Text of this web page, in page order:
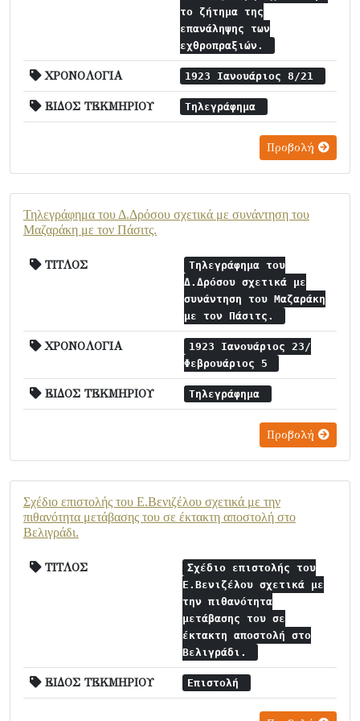
το ζήτημα της
επανάληψης των
εχθροπραξιών.
ΧΡΟΝΟΛΟΓΙΑ 1923 Ιανουάριος 8/21
ΕΙΔΟΣ ΤΕΚΜΗΡΙΟΥ Τηλεγράφημα
Προβολή
Τηλεγράφημα του Δ.Δρόσου σχετικά με συνάντηση του
Μαζαράκη με τον Πάσιτς.
ΤΙΤΛΟΣ
Τηλεγράφημα του
Δ.Δρόσου σχετικά με
συνάντηση του Μαζαράκη
με τον Πάσιτς.
ΧΡΟΝΟΛΟΓΙΑ
1923 Ιανουάριος 23/
Φεβρουάριος 5
ΕΙΔΟΣ ΤΕΚΜΗΡΙΟΥ Τηλεγράφημα
Προβολή
Σχέδιο επιστολής του Ε.Βενιζέλου σχετικά με την
πιθανότητα μετάβασης του σε έκτακτη αποστολή στο
Βελιγράδι.
ΤΙΤΛΟΣ
Σχέδιο επιστολής του
Ε.Βενιζέλου σχετικά με
την πιθανότητα
μετάβασης του σε
έκτακτη αποστολή στο
Βελιγράδι.
ΕΙΔΟΣ ΤΕΚΜΗΡΙΟΥ Επιστολή